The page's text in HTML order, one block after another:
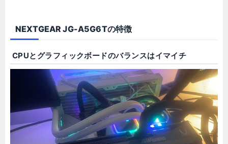
NEXTGEAR JG-A5G6Tの特徴
CPUとグラフィックボードのバランスはイマイチ